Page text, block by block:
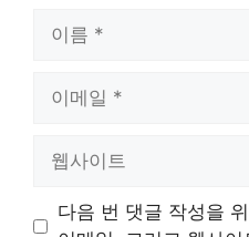
트
다음 번 댓글 작성을